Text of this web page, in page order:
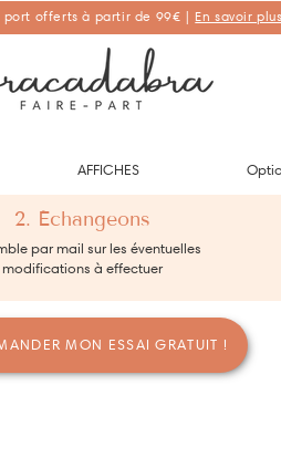
port offerts à partir de 99€ | En savoir plus
faire-part personnalisés de naissance et
baptême
AFFICHES
2. Échangeons
par mail sur les éventuelles
modifications à effectuer
MON ESSAI GRATUIT !